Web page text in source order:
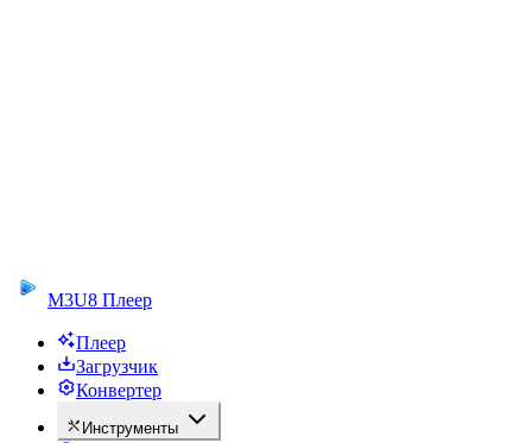
M3U8 Плеер
Плеер
Загрузчик
Конвертер
Инструменты